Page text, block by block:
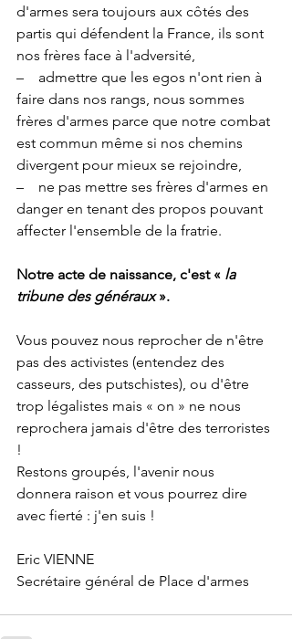
d'armes sera toujours aux côtés des
partis qui défendent la France, ils sont
nos frères face à l'adversité,
–    admettre que les egos n'ont rien à
faire dans nos rangs, nous sommes
frères d'armes parce que notre combat
est commun même si nos chemins
divergent pour mieux se rejoindre,
–    ne pas mettre ses frères d'armes en
danger en tenant des propos pouvant
affecter l'ensemble de la fratrie.
Notre acte de naissance, c'est « la
tribune des généraux ».
Vous pouvez nous reprocher de n'être
pas des activistes (entendez des
casseurs, des putschistes), ou d'être
trop légalistes mais « on » ne nous
reprochera jamais d'être des terroristes
!
Restons groupés, l'avenir nous
donnera raison et vous pourrez dire
avec fierté : j'en suis !
Eric VIENNE
Secrétaire général de Place d'armes